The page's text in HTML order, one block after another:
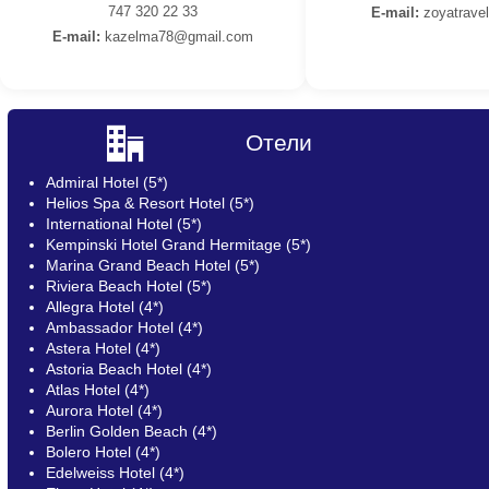
747 320 22 33
E-mail: kazelma78@gmail.com
E-mail: z
Отели
Admiral Hotel (5*)
Helios Spa & Resort Hotel (5*)
International Hotel (5*)
Kempinski Hotel Grand Hermitage (5*)
Marina Grand Beach Hotel (5*)
Riviera Beach Hotel (5*)
Allegra Hotel (4*)
Ambassador Hotel (4*)
Astera Hotel (4*)
Astoria Beach Hotel (4*)
Atlas Hotel (4*)
Aurora Hotel (4*)
Berlin Golden Beach (4*)
Bolero Hotel (4*)
Edelweiss Hotel (4*)